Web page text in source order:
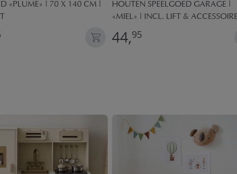
«PLUME» | 70 X 140 CM |
HOUTEN SPEELGOED GARAGE |
«MIEL» | INCL. LIFT &
44,95